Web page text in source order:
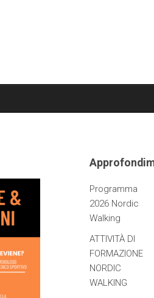
Programma
2026 Nordic
Walking
ATTIVITÀ DI
FORMAZIONE
NORDIC
WALKING